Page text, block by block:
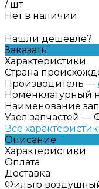
/ шт
Нет в наличии
Нашли дешевле?
Заказать
Характеристики
Страна
Производитель —
Номенклатурный
Наименование
Узел запчастей —
Все
Описание
Характеристики
Оплата
Доставка
Фильтр